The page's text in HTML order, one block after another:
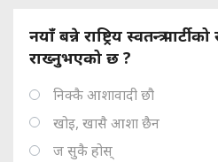
नयाँ बन्ने राष्ट्रिय स्वतन्त्र
राख्नुभएको छ ?
निक्कै आशावादी छौ
खोइ, खासै आशा छैन
ज सुकै होस्